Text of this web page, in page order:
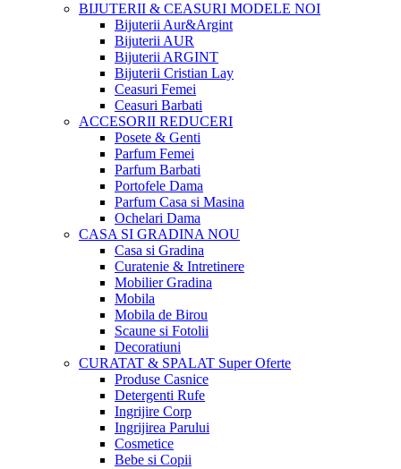
BIJUTERII & CEASURI MODELE NOI
Bijuterii Aur&Argint
Bijuterii AUR
Bijuterii ARGINT
Bijuterii Cristian Lay
Ceasuri Femei
Ceasuri Barbati
ACCESORII REDUCERI
Posete & Genti
Parfum Femei
Parfum Barbati
Portofele Dama
Parfum Casa si Masina
Ochelari Dama
CASA SI GRADINANOU
Casa si Gradina
Curatenie & Intretinere
Mobilier Gradina
Mobila
Mobila de Birou
Scaune si Fotolii
Decoratiuni
CURATAT & SPALAT Super Oferte
Produse Casnice
Detergenti Rufe
Ingrijire Corp
Ingrijirea Parului
Cosmetice
Bebe si Copii